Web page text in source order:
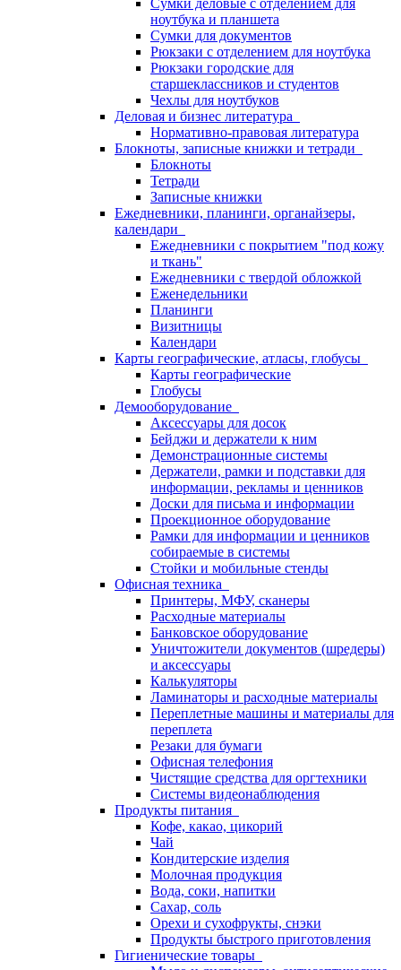
Сумки деловые с отделением для
ноутбука и планшета
Сумки для документов
Рюкзаки с отделением для ноутбука
Рюкзаки городские для
старшеклассников и студентов
Чехлы для ноутбуков
Деловая и бизнес литература
Нормативно-правовая литература
Блокноты, записные книжки и тетради
Блокноты
Тетради
Записные книжки
Ежедневники, планинги, органайзеры,
календари
Ежедневники с покрытием "под кожу
и ткань"
Ежедневники с твердой обложкой
Еженедельники
Планинги
Визитницы
Календари
Карты географические, атласы, глобусы
Карты географические
Глобусы
Демооборудование
Аксессуары для досок
Бейджи и держатели к ним
Демонстрационные системы
Держатели, рамки и подставки для
информации, рекламы и ценников
Доски для письма и информации
Проекционное оборудование
Рамки для информации и ценников
собираемые в системы
Стойки и мобильные стенды
Офисная техника
Принтеры, МФУ, сканеры
Расходные материалы
Банковское оборудование
Уничтожители документов (шредеры)
и аксессуары
Калькуляторы
Ламинаторы и расходные материалы
Переплетные машины и материалы для
переплета
Резаки для бумаги
Офисная телефония
Чистящие средства для оргтехники
Системы видеонаблюдения
Продукты питания
Кофе, какао, цикорий
Чай
Кондитерские изделия
Молочная продукция
Вода, соки, напитки
Сахар, соль
Орехи и сухофрукты, снэки
Продукты быстрого приготовления
Гигиенические товары